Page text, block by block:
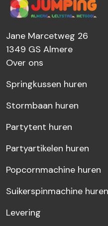
Jane Marcetweg 26
1349 GS Almere
Over ons
Springkussen huren
Stormbaan huren
Partytent huren
Partyartikelen huren
Popcornmachine huren
Suikerspinmachine huren
Levering